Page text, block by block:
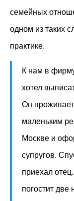
семейных
одном из таких
практике.
К нам в
хотел
Он
маленьким
Москве и
супругов.
приехал
погостит две